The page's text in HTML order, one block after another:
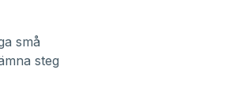
små
steg